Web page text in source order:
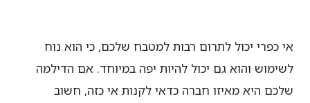
אי כפרי יכול לתרום רבות למטבח שלכם, כי הוא נוח
לשימוש והוא גם יכול להיות יפה במיוחד. אם הדילמה
שלכם היא מאיזו חברה כדאי לקנות אי כזה, חשוב